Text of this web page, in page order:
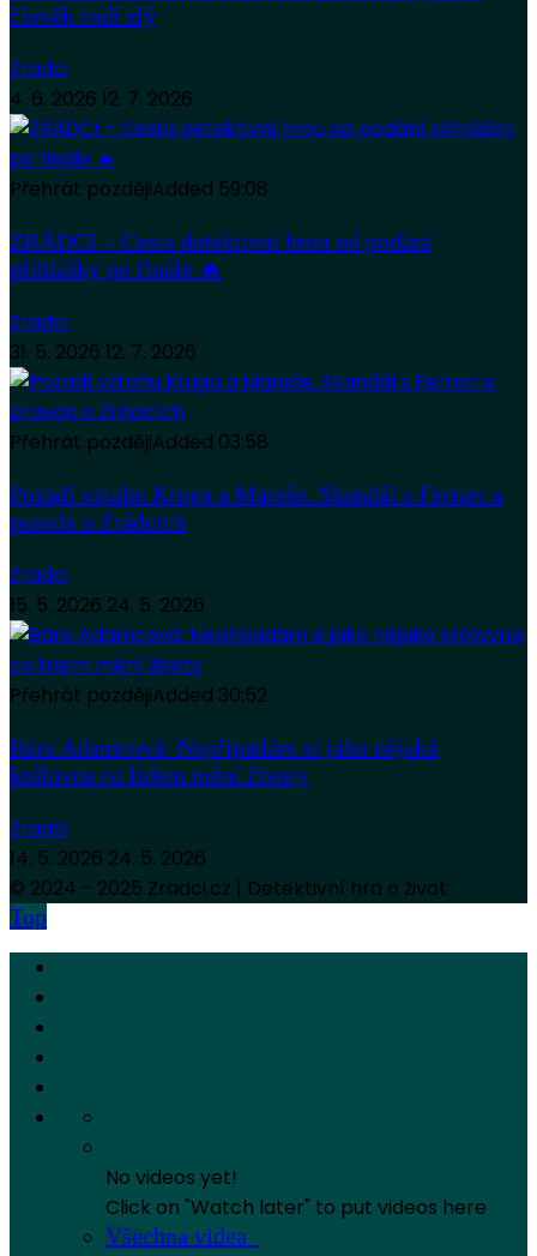
člověk rodí zlý
Zradci
4. 6. 2026 12. 7. 2026
Přehrát pozdějiAdded 59:08
ZRÁDCI – Cesta detektivní hrou od podání
přihlášky po finále 🔥
Zradci
31. 5. 2026 12. 7. 2026
Přehrát pozdějiAdded 03:58
Pozadí vztahu Kruga a Mareše. Skandál s Ferrari a
pravda o Zrádcích
Zradci
15. 5. 2026 24. 5. 2026
Přehrát pozdějiAdded 30:52
Bára Adamcová: Nepřipadám si jako nějaká
královna co lidem mění životy
Zradci
14. 5. 2026 24. 5. 2026
© 2024 - 2025 Zradci.cz | Detektivní hra o život
Top
No videos yet!
Click on "Watch later" to put videos here
Všechna videa